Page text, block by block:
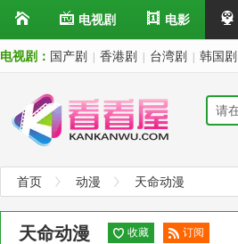
电视剧 电影
电视剧： 国产剧 香港剧 台湾剧 韩国剧
首页 动漫 天命动漫
天命动漫 收藏
订阅